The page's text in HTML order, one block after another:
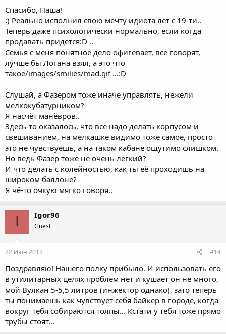
Спасибо, Паша!
:) Реально исполнил свою мечту идиота лет с 19-ти..
Теперь даже психологически нормально, если когда
продавать придётся:D ..
Семья с меня понятное дело офигевает, все говорят,
лучше бы Логана взял, а это что
такое/images/smilies/mad.gif ...:D
Слушай, а Фазером тоже иначе управлять, нежели
мелкокубатурником?
Я насчёт манёвров..
Здесь-то оказалось, что всё надо делать корпусом и
свешиванием, на мелкашке видимо тоже самое, просто
это не чувствуешь, а на таком кабане ощутимо слишком.
Но ведь Фазер тоже не очень лёгкий?
И что делать с колейностью, как ты её проходишь на
широком баллоне?
Я чё-то очкую мягко говоря..
I Igor96
Guest
22 Июн 2012 #14
Поздравляю! Нашего полку прибыло. И использовать его
в утилитарных целях проблем нет и кушает он не много,
мой Вулкан 5-5,5 литров (инжектор однако), зато теперь
ты понимаешь как чувствует себя байкер в городе, когда
вокруг тебя собираются толпы... Кстати у тебя тоже прямо
трубы стоят...